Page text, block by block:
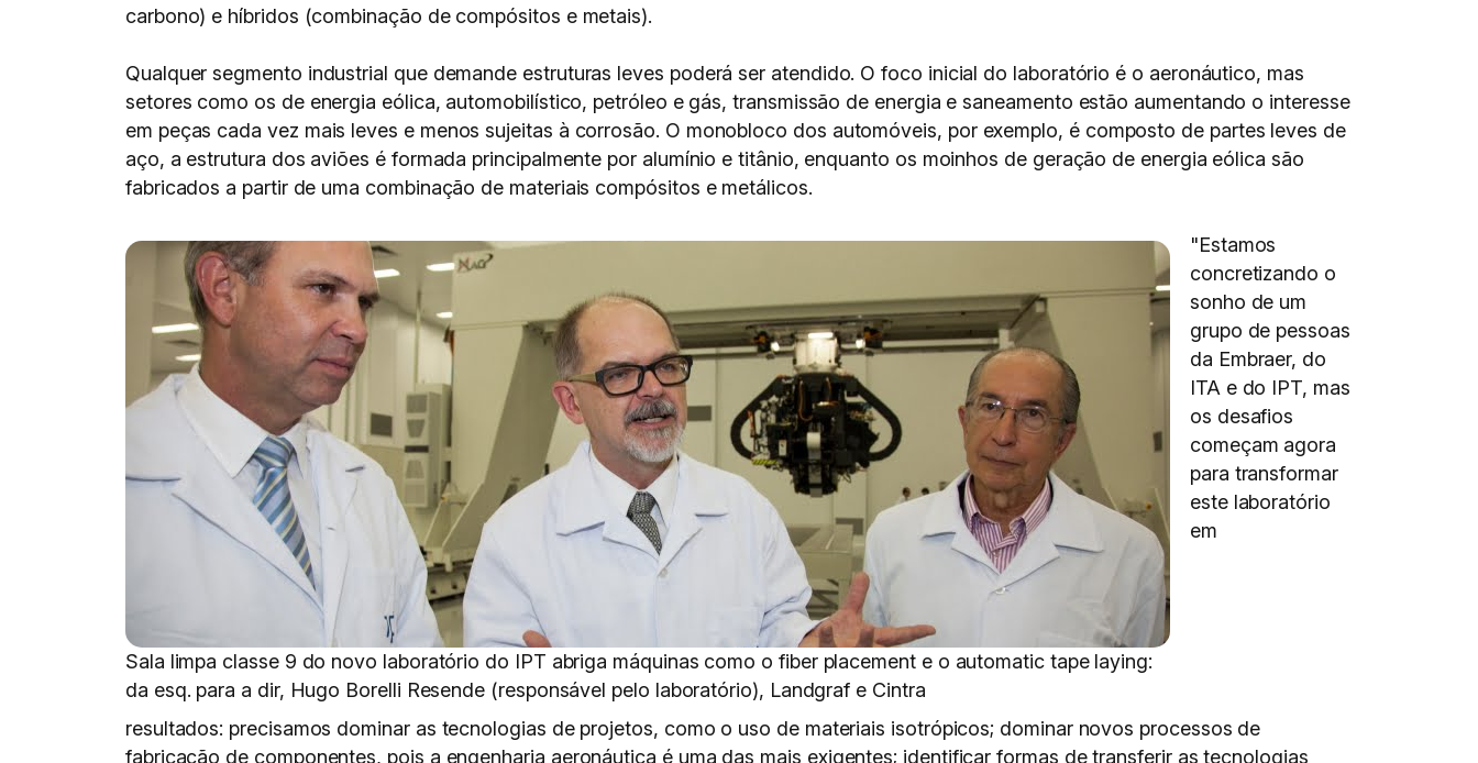
carbono) e híbridos (combinação de compósitos e metais).
Qualquer segmento industrial que demande estruturas leves poderá ser atendido. O foco inicial do laboratório é o aeronáutico, mas
setores como os de energia eólica, automobilístico, petróleo e gás, transmissão de energia e saneamento estão aumentando o interesse
em peças cada vez mais leves e menos sujeitas à corrosão. O monobloco dos automóveis, por exemplo, é composto de partes leves de
aço, a estrutura dos aviões é formada principalmente por alumínio e titânio, enquanto os moinhos de geração de energia eólica são
fabricados a partir de uma combinação de materiais compósitos e metálicos.
Sala limpa classe 9 do novo laboratório do IPT abriga máquinas como o fiber placement e o automatic tape laying:
da esq. para a dir, Hugo Borelli Resende (responsável pelo laboratório), Landgraf e Cintra
"Estamos
concretizando o
sonho de um
grupo de pessoas
da Embraer, do
ITA e do IPT, mas
os desafios
começam agora
para transformar
este laboratório
em
resultados: precisamos dominar as tecnologias de projetos, como o uso de materiais isotrópicos; dominar novos processos de
fabricação de componentes, pois a engenharia aeronáutica é uma das mais exigentes; identificar formas de transferir as tecnologias